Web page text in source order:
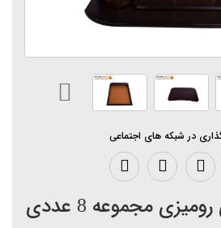
در شبکه های اجتماعی
مجموعه 8 عددی